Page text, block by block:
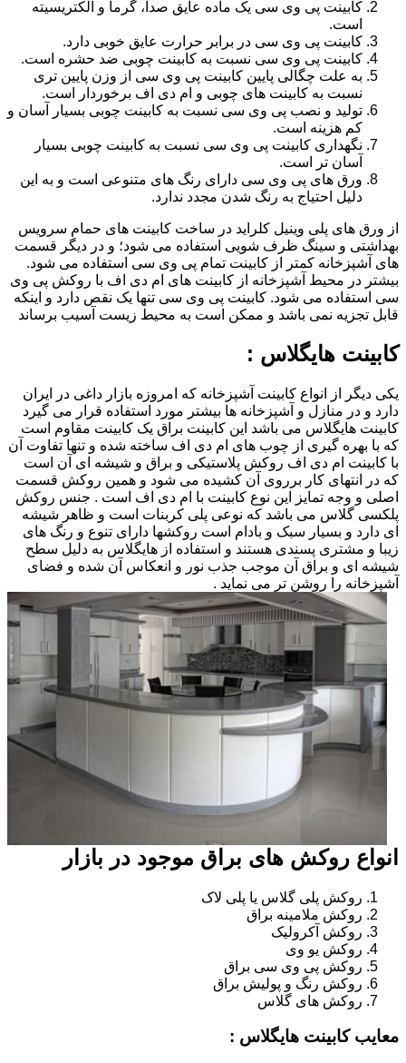
کابینت پی وی سی یک ماده عایق صدا، گرما و الکتریسیته
است.
کابینت پی وی سی در برابر حرارت عایق خوبی دارد.
کابینت پی وی سی نسبت به کابینت چوبی ضد حشره است.
به علت چگالی پایین کابینت پی وی سی از وزن پایین تری
نسبت به کابینت های چوبی و ام دی اف برخوردار است.
تولید و نصب پی وی سی نسبت به کابینت چوبی بسیار آسان و
کم هزینه است.
نگهداری کابینت پی وی سی نسبت به کابینت چوبی بسیار
آسان تر است.
ورق های پی وی سی دارای رنگ های متنوعی است و به این
دلیل احتیاج به رنگ شدن مجدد ندارد.
از ورق های پلی وینیل کلراید در ساخت کابینت های حمام سرویس
بهداشتی و سینگ ظرف شویی استفاده می شود؛ و در دیگر قسمت
های آشپزخانه کمتر از کابینت تمام پی وی سی استفاده می شود.
بیشتر در محیط آشپزخانه از کابینت های ام دی اف با روکش پی وی
سی استفاده می شود. کابینت پی وی سی تنها یک نقص دارد و اینکه
قابل تجزیه نمی باشد و ممکن است به محیط زیست آسیب برساند
کابینت هایگلاس :
یکی دیگر از انواع کابینت آشپزخانه که امروزه بازار داغی در ایران
دارد و در منازل و آشپزخانه ها بیشتر مورد استفاده قرار می گیرد
کابینت هایگلاس می باشد این کابینت براق یک کابینت مقاوم است
که با بهره گیری از چوب های ام دی اف ساخته شده و تنها تفاوت آن
با کابینت ام دی اف روکش پلاستیکی و براق و شیشه ای آن است
که در انتهای کار برروی آن کشیده می شود و همین روکش قسمت
اصلی و وجه تمایز این نوع کابینت با ام دی اف است . جنس روکش
پلکسی گلاس می باشد که نوعی پلی کربنات است و ظاهر شیشه
ای دارد و بسیار سبک و بادام است روکشها دارای تنوع و رنگ های
زیبا و مشتری پسندی هستند و استفاده از هایگلاس به دلیل سطح
شیشه ای و براق آن موجب جذب نور و انعکاس آن شده و فضای
آشپزخانه را روشن تر می نماید .
انواع روکش های براق موجود در بازار
روکش پلی گلاس یا پلی لاک
روکش ملامینه براق
روکش آکرولیک
روکش یو وی
روکش پی وی سی براق
روکش رنگ و پولیش براق
روکش های گلاس
معایب کابینت هایگلاس :